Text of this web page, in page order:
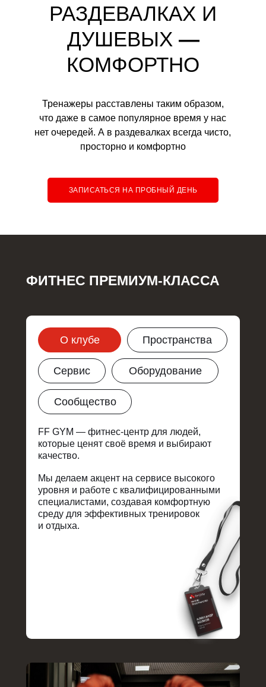
РАЗДЕВАЛКАХ И
ДУШЕВЫХ —
КОМФОРТНО
Тренажеры расставлены таким образом,
что даже в самое популярное время у нас
нет очередей. А в раздевалках всегда чисто,
просторно и комфортно
ЗАПИСАТЬСЯ НА ПРОБНЫЙ ДЕНЬ
ФИТНЕС ПРЕМИУМ-КЛАССА
Сообщество
Сервис Оборудование
Пространства
О клубе
Мы делаем акцент на сервисе высокого
уровня и работе с квалифицированными
специалистами, создавая комфортную
среду для эффективных тренировок
и отдыха.
FF GYM — фитнес-центр для людей,
которые ценят своё время и выбирают
качество.